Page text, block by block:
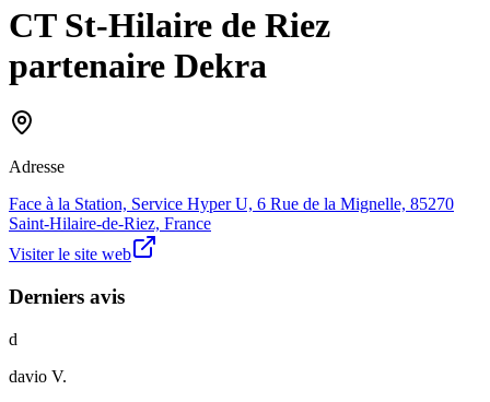
CT St-Hilaire de Riez
partenaire Dekra
Adresse
Face à la Station, Service Hyper U, 6 Rue de la Mignelle, 85270
Saint-Hilaire-de-Riez, France
Visiter le site web
Derniers avis
d
davio V.